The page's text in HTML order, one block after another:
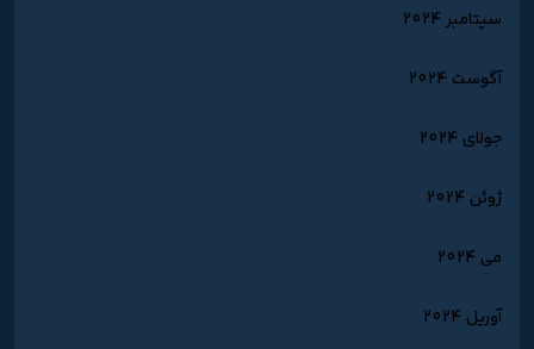
سپتامبر 2024
آگوست 2024
جولای 2024
ژوئن 2024
می 2024
آوریل 2024